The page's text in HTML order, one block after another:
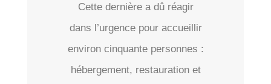
Cette dernière a dû réagir
dans l’urgence pour accueillir
environ cinquante personnes :
hébergement, restauration et